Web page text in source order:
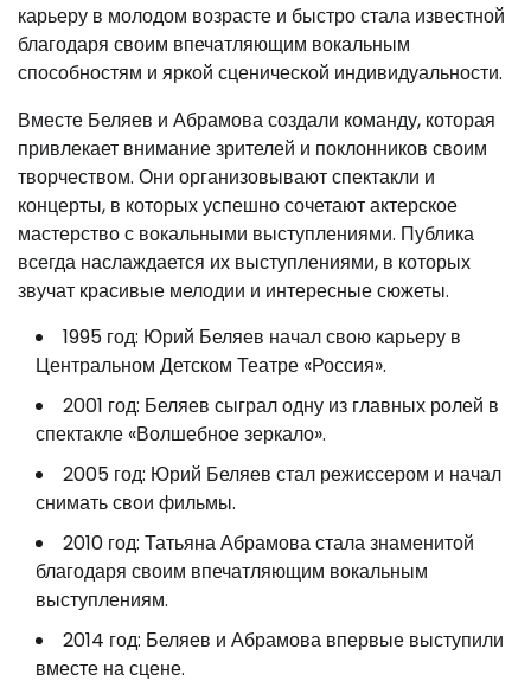
карьеру в молодом возрасте и быстро стала известной
благодаря своим впечатляющим вокальным
способностям и яркой сценической индивидуальности.
Вместе Беляев и Абрамова создали команду, которая
привлекает внимание зрителей и поклонников своим
творчеством. Они организовывают спектакли и
концерты, в которых успешно сочетают актерское
мастерство с вокальными выступлениями. Публика
всегда наслаждается их выступлениями, в которых
звучат красивые мелодии и интересные сюжеты.
1995 год: Юрий Беляев начал свою карьеру в
Центральном Детском Театре «Россия».
2001 год: Беляев сыграл одну из главных ролей в
спектакле «Волшебное зеркало».
2005 год: Юрий Беляев стал режиссером и начал
снимать свои фильмы.
2010 год: Татьяна Абрамова стала знаменитой
благодаря своим впечатляющим вокальным
выступлениям.
2014 год: Беляев и Абрамова впервые выступили
вместе на сцене.